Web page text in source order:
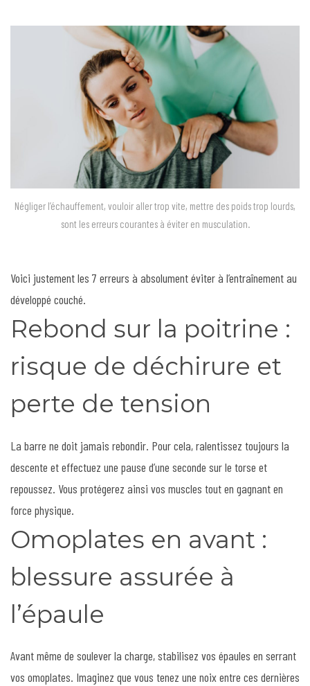
Négliger l’échauffement, vouloir aller trop vite, mettre des poids trop lourds,
sont les erreurs courantes à éviter en musculation.
Voici justement les 7 erreurs à absolument éviter à l’entraînement au
développé couché.
Rebond sur la poitrine :
risque de déchirure et
perte de tension
La barre ne doit jamais rebondir. Pour cela, ralentissez toujours la
descente et effectuez une pause d’une seconde sur le torse et
repoussez. Vous protégerez ainsi vos muscles tout en gagnant en
force physique.
Omoplates en avant :
blessure assurée à
l’épaule
Avant même de soulever la charge, stabilisez vos épaules en serrant
vos omoplates. Imaginez que vous tenez une noix entre ces dernières